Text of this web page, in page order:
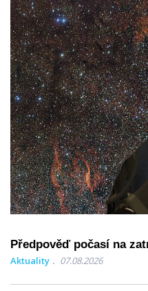
Předpověď počasí na
Aktuality 07.08.2026